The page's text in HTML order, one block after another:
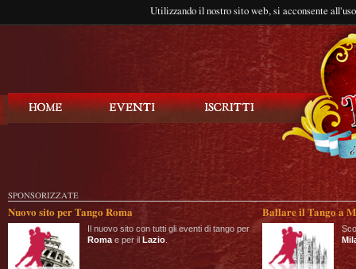
Utilizzando il nostro sito web, si acconsente
SPONSORIZZATE
Nuovo sito per Tango Roma
Il nuovo sito con tutti gli eventi di tango per
Roma e per il Lazio
Ballare il Tango a